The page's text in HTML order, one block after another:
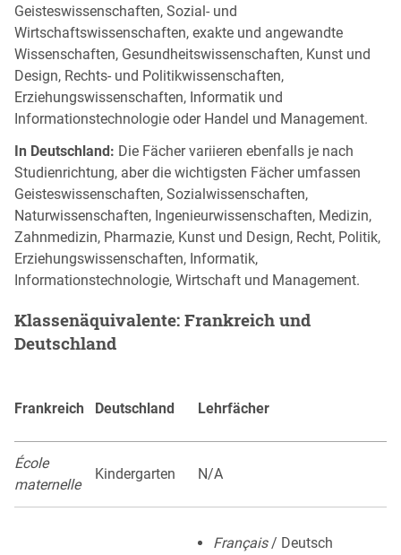
Geisteswissenschaften, Sozial- und
Wirtschaftswissenschaften, exakte und angewandte
Wissenschaften, Gesundheitswissenschaften, Kunst und
Design, Rechts- und Politikwissenschaften,
Erziehungswissenschaften, Informatik und
Informationstechnologie oder Handel und Management.
In Deutschland: Die Fächer variieren ebenfalls je nach
Studienrichtung, aber die wichtigsten Fächer umfassen
Geisteswissenschaften, Sozialwissenschaften,
Naturwissenschaften, Ingenieurwissenschaften, Medizin,
Zahnmedizin, Pharmazie, Kunst und Design, Recht, Politik,
Erziehungswissenschaften, Informatik,
Informationstechnologie, Wirtschaft und Management.
Klassenäquivalente: Frankreich und
Deutschland
Frankreich Deutschland Lehrfächer
École
maternelle
Kindergarten N/A
Français/ Deutsch